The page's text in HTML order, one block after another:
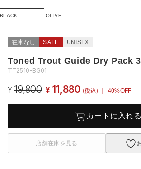
BLACK OLIVE
在庫なし SALE UNISEX
Toned Trout Guide Dry Pack
TT2510-BG01
¥ 19,800 ¥ 11,880 (税込) ｜ 40%OFF
カートに入れる
店舗在庫を見る